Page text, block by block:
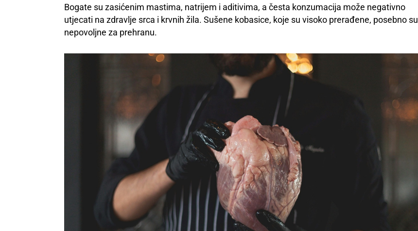
Bogate su zasićenim mastima, natrijem i aditivima, a česta konzumacija može negativno
utjecati na zdravlje srca i krvnih žila. Sušene kobasice, koje su visoko prerađene, posebno su
nepovoljne za prehranu.